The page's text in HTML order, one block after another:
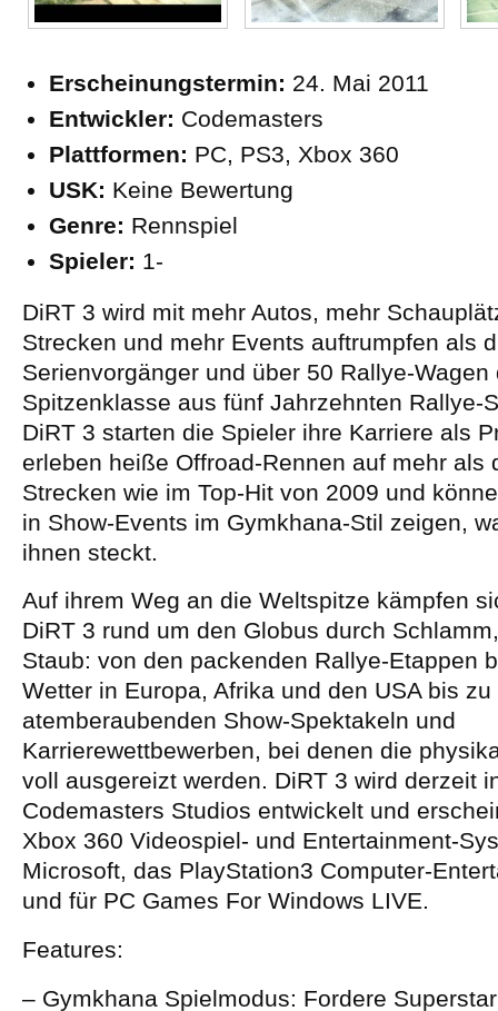
Erscheinungstermin: 24. Mai 2011
Entwickler: Codemasters
Plattformen: PC, PS3, Xbox 360
USK: Keine Bewertung
Genre: Rennspiel
Spieler: 1-
DiRT 3 wird mit mehr Autos, mehr
Strecken und mehr Events auftrumpfen als
Serienvorgänger und über 50 Rallye-Wagen
Spitzenklasse aus fünf Jahrzehnten Rallye-
DiRT 3 starten die Spieler ihre Karriere als
erleben heiße Offroad-Rennen auf mehr als
Strecken wie im Top-Hit von 2009 und
in Show-Events im Gymkhana-Stil zeigen,
ihnen steckt.
Auf ihrem Weg an die Weltspitze kämpfen
DiRT 3 rund um den Globus durch
Staub: von den packenden Rallye-Etappen
Wetter in Europa, Afrika und den USA bis zu
atemberaubenden Show-Spektakeln und
Karrierewettbewerben, bei denen die
voll ausgereizt werden. DiRT 3 wird derzeit
Codemasters Studios entwickelt und
Xbox 360 Videospiel- und Entertainment-
Microsoft, das PlayStation3 Computer-
und für PC Games For Windows LIVE.
Features:
– Gymkhana Spielmodus: Fordere